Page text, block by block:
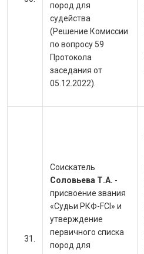
пород для
судейства
(Решение Комиссии
по вопросу 59
Протокола
заседания от
05.12.2022).
Соискатель
Соловьева Т.А. -
присвоение звания
«Судьи РКФ-FCI» и
утверждение
первичного списка
пород для